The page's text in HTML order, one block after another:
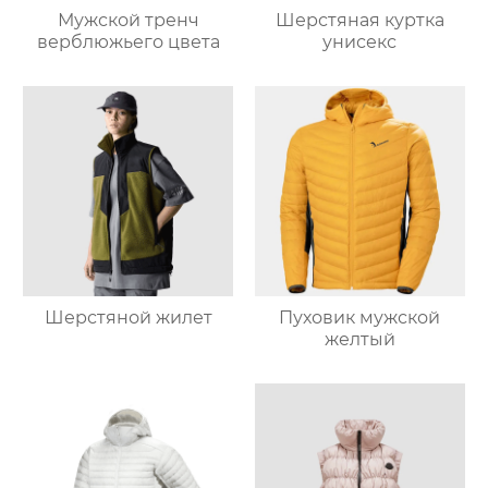
Мужской тренч
верблюжьего цвета
Шерстяная куртка
унисекс
Шерстяной жилет
Пуховик мужской
желтый